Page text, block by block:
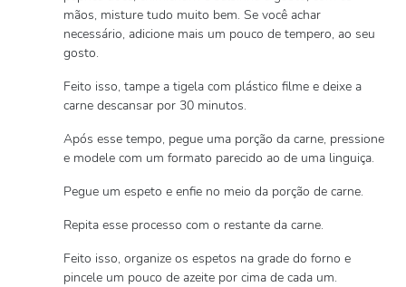
mãos, misture tudo muito bem. Se você achar
necessário, adicione mais um pouco de tempero, ao seu
gosto.
Feito isso, tampe a tigela com plástico filme e deixe a
carne descansar por 30 minutos.
Após esse tempo, pegue uma porção da carne, pressione
e modele com um formato parecido ao de uma linguiça.
Pegue um espeto e enfie no meio da porção de carne.
Repita esse processo com o restante da carne.
Feito isso, organize os espetos na grade do forno e
pincele um pouco de azeite por cima de cada um.